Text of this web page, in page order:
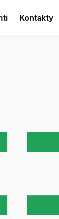
Kontakty